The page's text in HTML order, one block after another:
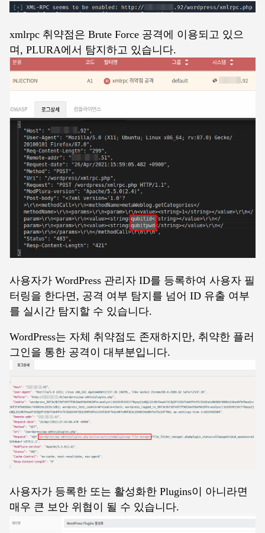
xmlrpc 취약점은 Brute Force 공격에 이용되고 있으
며, PLURA에서 탐지하고 있습니다.
사용자가 WordPress 관리자 ID를 등록하여 사용자 필
터링을 한다면, 공격 여부 탐지를 넘어 ID 유출 여부
를 실시간 탐지할 수 있습니다.
WordPress는 자체 취약점도 존재하지만, 취약한 플러
그인을 통한 공격이 대부분입니다.
사용자가 등록한 또는 활성화한 Plugins이 아니라면
매우 큰 보안 위협이 될 수 있습니다.